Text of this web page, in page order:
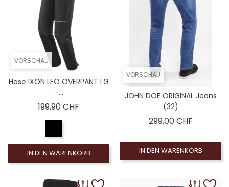
VORSCHAU
Hose IXON LEO OVERPANT LG
–...
199,90 CHF
IN DEN WARENKORB
VORSCHAU
JOHN DOE ORIGINAL Jeans
(32)
299,00 CHFPreis
IN DEN WARENKORB